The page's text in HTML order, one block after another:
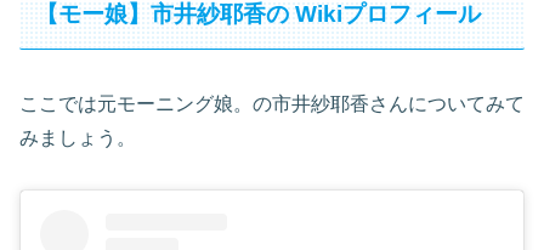
【モー娘】市井紗耶香の Wikiプロフィール
ここでは元モーニング娘。の市井紗耶香さんについてみて
みましょう。